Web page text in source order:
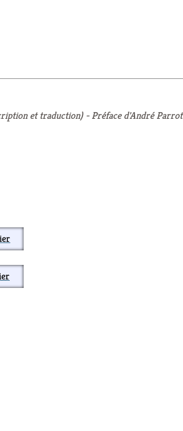
et traduction) - Préface d'André Parrot